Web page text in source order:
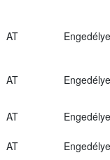
AT
AT
AT
AT